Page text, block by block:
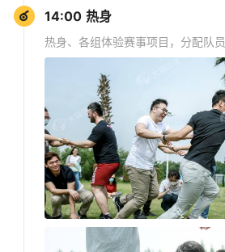
14:00 热身
热身、各组体验赛事项目，分配队员